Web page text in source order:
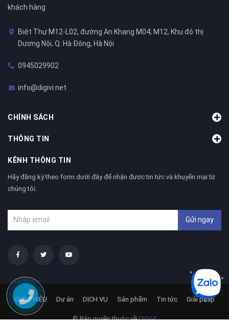
khách hàng
Biệt Thự M12-L02, đường An Khang M04; M12, Khu đô thị
Dương Nội, Q. Hà Đông, Hà Nội
0945029902
info@digivi.net
CHÍNH SÁCH
THÔNG TIN
KÊNH THÔNG TIN
Hãy đăng ký theo form dưới đây để nhận được tin tức và khuyến mại từ
chúng tôi.
Gửi ngay
© Bản quyền thuộc vềDIGIVI
GIỚI THIỆU Dự án DỊCH VỤ Sản phẩm Tin tức Giải pháp